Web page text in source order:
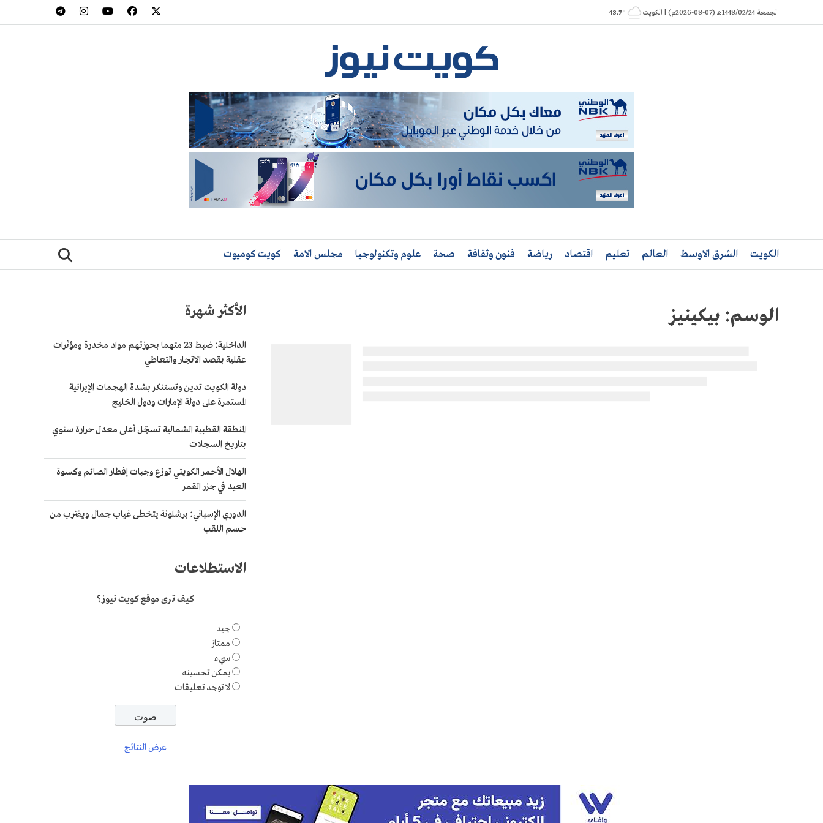
to
الجمعة 1448/02/24هـ (07-08-2026م) | الكويت ° 43.7
الكويت الشرق الاوسط العالم تعليم اقتصاد رياضة فنون وثقافة صحة علوم وتكنولوجيا مجلس الامة كويت كوميوت
الوسم: بيكينيز الأكثر شهرة
الداخلية: ضبط 23 متهما بحوزتهم مواد مخدرة ومؤثرات
عقلية بقصد الاتجار والتعاطي
دولة الكويت تدين وتستنكر بشدة الهجمات الإيرانية
المستمرة على دولة الإمارات ودول الخليج
المنطقة القطبية الشمالية تسجّل أعلى معدل حرارة سنوي
بتاريخ السجلات
الهلال الأحمر الكويتي توزع وجبات إفطار الصائم وكسوة
العيد في جزر القمر
الدوري الإسباني: برشلونة يتخطى غياب جمال ويقترب من
حسم اللقب
الاستطلاعات
كيف ترى موقع كويت نيوز؟
جيد
ممتاز
سيء
يمكن تحسينه
لا توجد تعليقات
عرض النتائج